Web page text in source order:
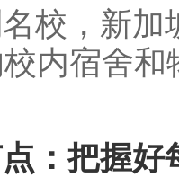
校，新
内宿舍
：把握好